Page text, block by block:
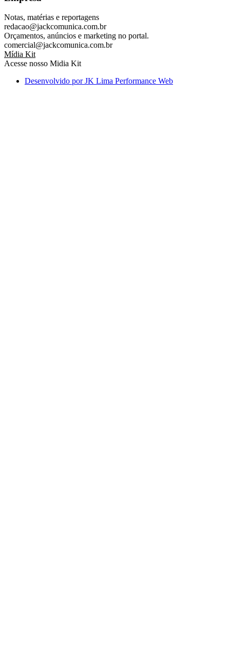
Notas, matérias e reportagens
redacao@jackcomunica.com.br
Orçamentos, anúncios e marketing no portal.
comercial@jackcomunica.com.br
Mídia Kit
Acesse nosso Midia Kit
Desenvolvido por JK Lima Performance Web